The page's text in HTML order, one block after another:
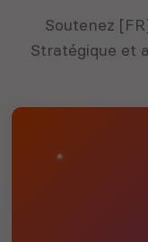
Soutenez
Stratégique et